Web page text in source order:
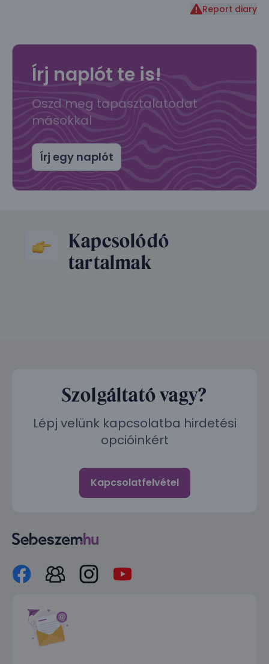
Report diary
Írj naplót te is!
Oszd meg tapasztalatodat
másokkal
Írj egy naplót
Kapcsolódó
tartalmak
Szolgáltató vagy?
Lépj velünk kapcsolatba hirdetési
opcióinkért
Kapcsolatfelvétel